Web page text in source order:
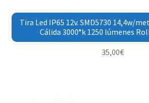
Tira Led IP65 12v. SMD5730 14,4w/
Cálida 3000°k 1250 lúmenes
35,00€